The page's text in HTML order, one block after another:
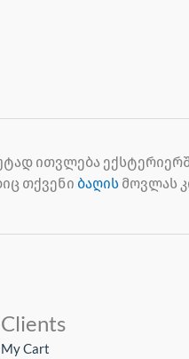
ითვლება
თქვენი ბაღის მოვლას
Clients
My Cart